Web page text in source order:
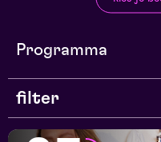
Programma
filter
genre